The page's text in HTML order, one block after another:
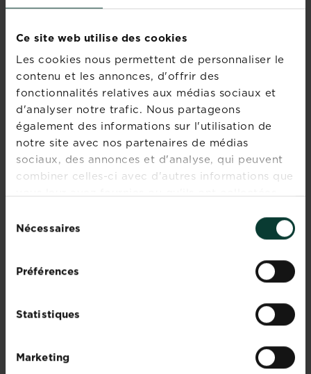
Ce site web utilise des cookies
Les cookies nous permettent de personnaliser le
contenu et les annonces, d'offrir des
fonctionnalités relatives aux médias sociaux et
d'analyser notre trafic. Nous partageons
également des informations sur l'utilisation de
notre site avec nos partenaires de médias
sociaux, des annonces et d'analyse, qui peuvent
combiner celles-ci avec d'autres informations que
vous leur avez fournies ou qu'ils ont collectées
duNécessaires
Préférences
Statistiques
Marketing